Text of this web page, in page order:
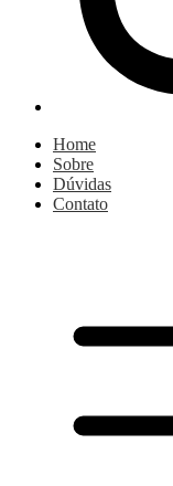
Home
Sobre
Dúvidas
Contato